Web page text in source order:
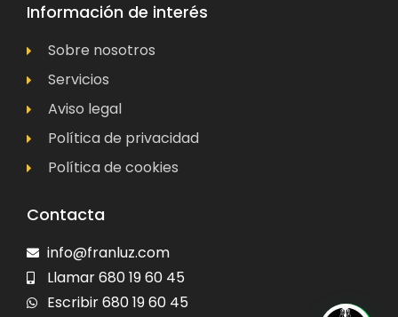
Información de interés
Sobre nosotros
Servicios
Aviso legal
Política de privacidad
Política de cookies
Contacta
info@franluz.com
Llamar 680 19 60 45
Escribir 680 19 60 45